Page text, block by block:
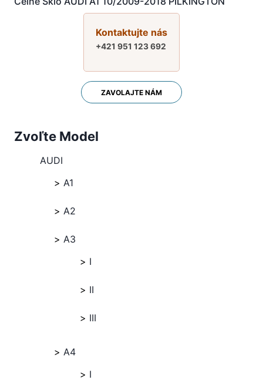
Kontaktujte nás
+421 951 123 692
ZAVOLAJTE NÁM
Zvoľte Model
AUDI
A1
A2
A3
I
II
III
A4
I